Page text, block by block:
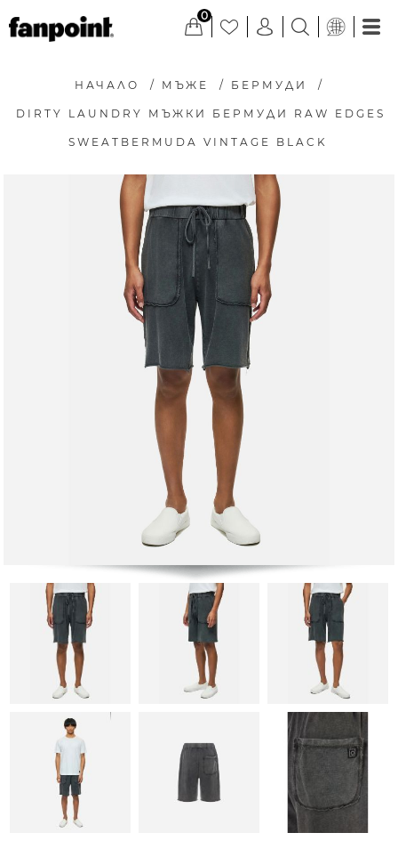
0
НАЧАЛО / МЪЖЕ / БЕРМУДИ /
DIRTY LAUNDRY МЪЖКИ БЕРМУДИ RAW EDGES
SWEATBERMUDA VINTAGE BLACK